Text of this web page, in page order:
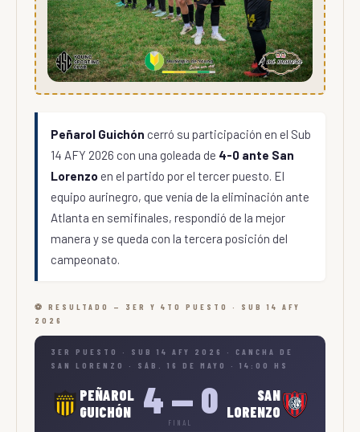
Peñarol Guichón cerró su participación en el Sub
14 AFY 2026 con una goleada de 4-0 ante San
Lorenzo en el partido por el tercer puesto. El
equipo aurinegro, que venía de la eliminación ante
Atlanta en semifinales, respondió de la mejor
manera y se queda con la tercera posición del
campeonato.
⚽ RESULTADO — 3ER Y 4TO PUESTO · SUB 14 AFY
2026
3ER PUESTO · SUB 14 AFY 2026 · CANCHA DE
SAN LORENZO · SÁB. 16 DE MAYO · 14:00 HS
PEÑAROL
GUICHÓN
4 — 0
FINAL
SAN
LORENZO